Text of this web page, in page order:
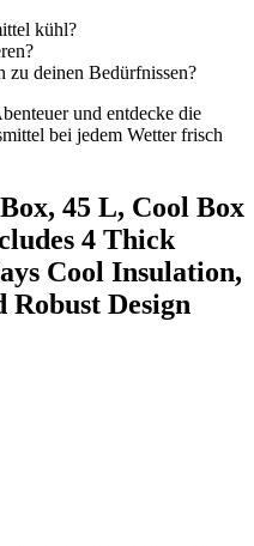
kühl?
zu deinen Bedürfnissen?
und entdecke‍ die
bei jedem Wetter frisch
45 L, Cool Box‍
4 Thick
Cool Insulation,
Robust Design